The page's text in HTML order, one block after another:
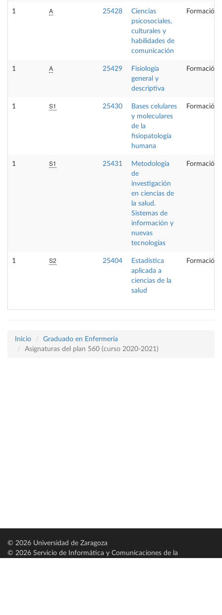
1 A 25428
Ciencias
psicosociales,
culturales y
habilidades de
comunicación
Formación
1 A 25429
Fisiología
general y
descriptiva
Formación
1 S1 25430
Bases celulares
y moleculares
de la
fisiopatología
humana
Formación
1 S1 25431
Metodología
de
investigación
en ciencias de
la salud.
Sistemas de
información y
nuevas
tecnologías
Formación
1 S2 25404
Estadística
aplicada a
ciencias de la
salud
Formación
Inicio
Graduado en Enfermería
Asignaturas del plan 560 (curso 2020-2021)
© 2026 Universidad de Zaragoza
© 2026 Servicio de Informática y Comunicaciones de la